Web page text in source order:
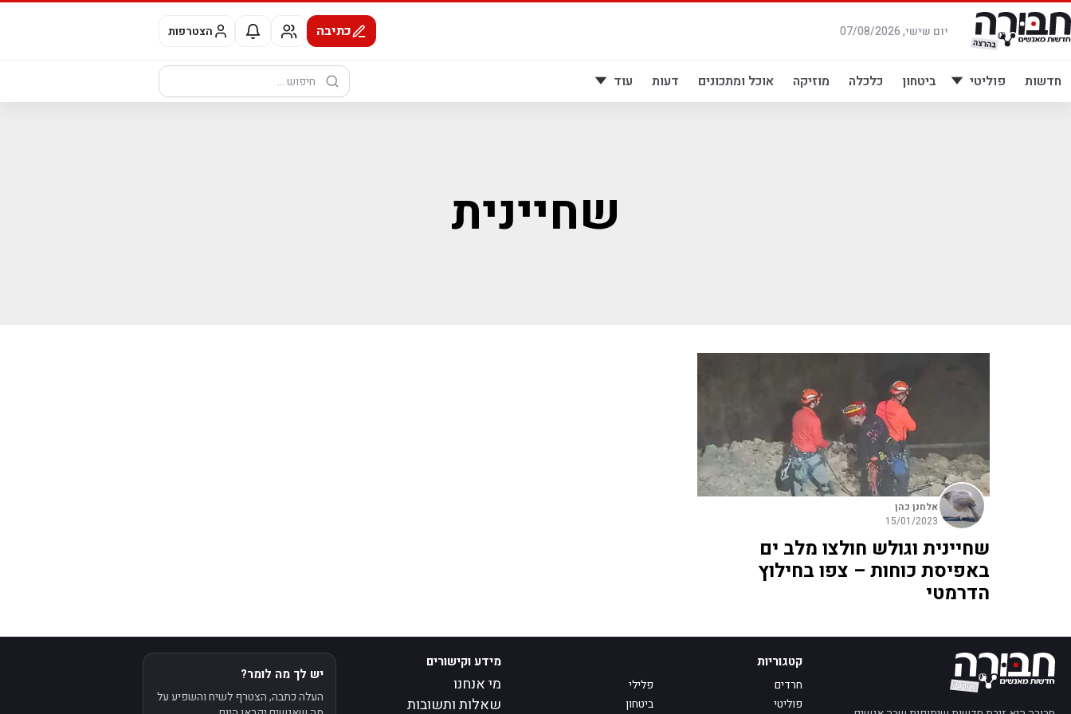
דלג
לתוכן
יום שישי, 07/08/2026 כתיבה הצטרפות
חדשות פוליטי ביטחון כלכלה מוזיקה אוכל ומתכונים דעות עוד
חיפוש:
שחיינית
אלחנן כהן
15/01/2023
שחיינית וגולש חולצו מלב ים
באפיסת כוחות – צפו בחילוץ
הדרמטי
קטגוריות
חרדים
פלילי
פוליטי
ביטחון
מידע וקישורים
מי אנחנו
שאלות ותשובות
יש לך מה לומר?
העלה כתבה, הצטרף לשיח והשפיע על